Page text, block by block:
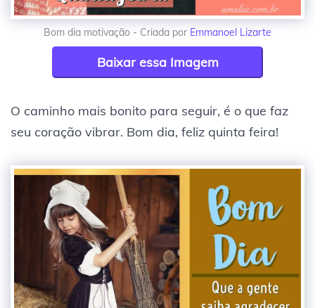
Bom dia motivação - Criada por Emmanoel Lizarte
Baixar essa Imagem
O caminho mais bonito para seguir, é o que faz
seu coração vibrar. Bom dia, feliz quinta feira!